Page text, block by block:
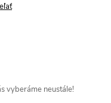
vyberáme neustále!